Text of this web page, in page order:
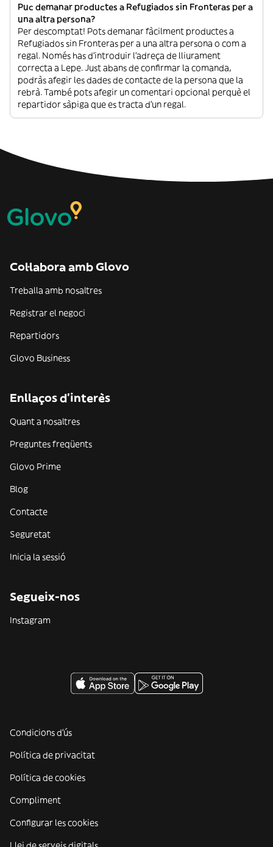
Puc demanar productes a Refugiados sin Fronteras per a
una altra persona?
Per descomptat! Pots demanar fàcilment productes a
Refugiados sin Fronteras per a una altra persona o com a
regal. Només has d’introduir l’adreça de lliurament
correcta a Lepe. Just abans de confirmar la comanda,
podràs afegir les dades de contacte de la persona que la
rebrà. També pots afegir un comentari opcional perquè el
repartidor sàpiga que es tracta d’un regal.
Col·labora amb Glovo
Treballa amb nosaltres
Registrar el negoci
Repartidors
Glovo Business
Enllaços d'interès
Quant a nosaltres
Preguntes freqüents
Glovo Prime
Blog
Contacte
Seguretat
Inicia la sessió
Segueix-nos
Instagram
Condicions d'ús
Política de privacitat
Política de cookies
Compliment
Configurar les cookies